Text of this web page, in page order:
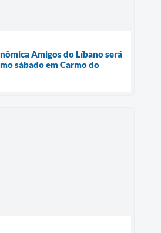
Amigos do Líbano será
sábado em Carmo do